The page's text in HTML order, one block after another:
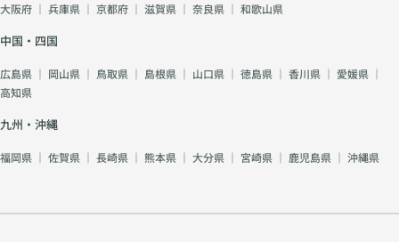
大阪府 ｜ 兵庫県 ｜ 京都府 ｜ 滋賀県 ｜ 奈良県 ｜ 和歌山県
中国・四国
広島県 ｜ 岡山県 ｜ 鳥取県 ｜ 島根県 ｜ 山口県 ｜ 徳島県 ｜ 香川県 ｜ 愛媛県 ｜
高知県
九州・沖縄
福岡県 ｜ 佐賀県 ｜ 長崎県 ｜ 熊本県 ｜ 大分県 ｜ 宮崎県 ｜ 鹿児島県 ｜ 沖縄県